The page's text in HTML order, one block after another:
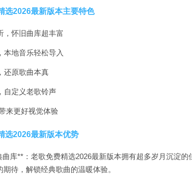
选2026最新版本主要特色
，怀旧曲库超丰富
本地音乐轻松导入
还原歌曲本真
自定义老歌铃声
来更好视觉体验
选2026最新版本优势
曲库**：老歌免费精选2026最新版本拥有超多岁月沉淀
期待，解锁经典歌曲的温暖体验。